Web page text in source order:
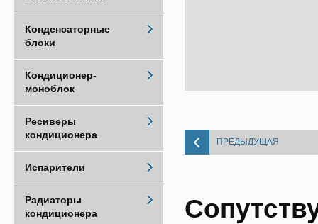
ПРЕДЫДУЩАЯ
Конденсаторные
блоки
Кондиционер-
моноблок
Ресиверы
кондиционера
Испарители
Радиаторы
кондиционера